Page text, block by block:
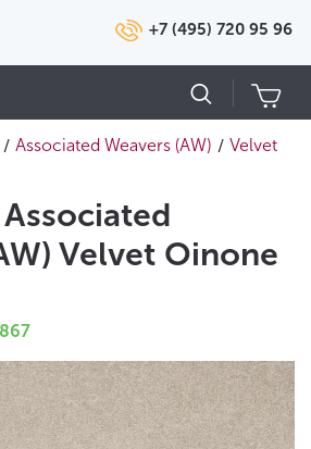
+7 (495) 720 95 96
/ Associated Weavers (AW) / Velvet
Velvet Oinone